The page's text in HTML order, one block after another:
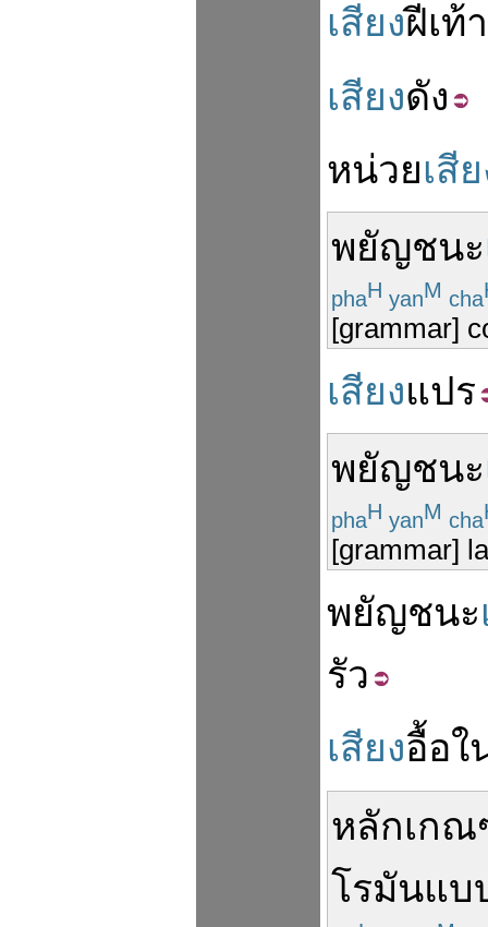
เสียงฝีเท้า
เสียงดัง
หน่วยเสี
พยัญชนะ
phaH yanM cha
[grammar]
เสียงแปร
พยัญชนะ
phaH yanM cha
[grammar]
พยัญชนะ
รัว
เสียงอื้อใ
หลักเก
โรมันแบ